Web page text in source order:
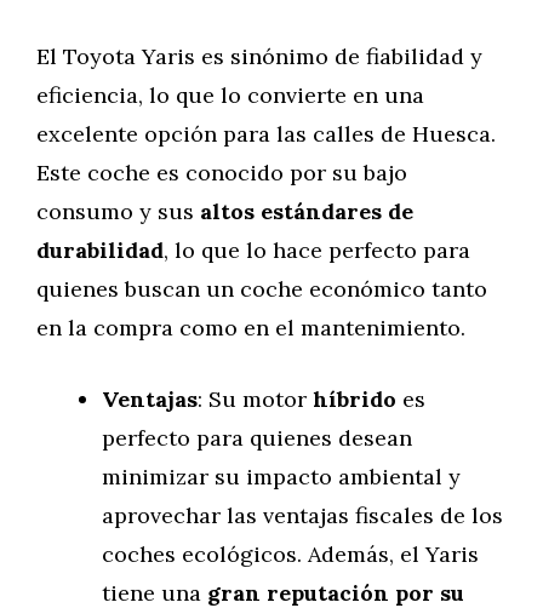
El Toyota Yaris es sinónimo de fiabilidad y
eficiencia, lo que lo convierte en una
excelente opción para las calles de Huesca.
Este coche es conocido por su bajo
consumo y sus altos estándares de
durabilidad, lo que lo hace perfecto para
quienes buscan un coche económico tanto
en la compra como en el mantenimiento.
Ventajas: Su motor híbrido es
perfecto para quienes desean
minimizar su impacto ambiental y
aprovechar las ventajas fiscales de los
coches ecológicos. Además, el Yaris
tiene una gran reputación por su